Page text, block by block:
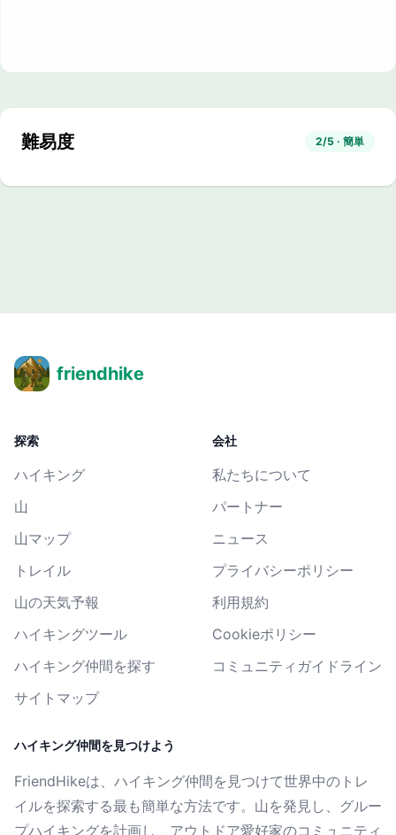
難易度 2/5 · 簡単
friendhike
探索
ハイキング
山
山マップ
トレイル
山の天気予報
ハイキングツール
ハイキング仲間を探す
サイトマップ
会社
私たちについて
パートナー
ニュース
プライバシーポリシー
利用規約
Cookieポリシー
コミュニティガイドライン
ハイキング仲間を見つけよう
FriendHikeは、ハイキング仲間を見つけて世界中のトレ
イルを探索する最も簡単な方法です。山を発見し、グルー
プハイキングを計画し、アウトドア愛好家のコミュニティ